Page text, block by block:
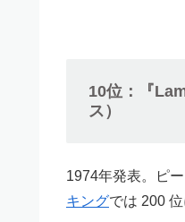
10位：『
ス）
1974年発表。ピ
キングでは 200